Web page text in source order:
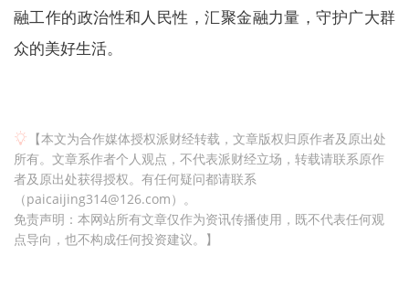
融工作的政治性和人民性，汇聚金融力量，守护广大群
众的美好生活。
【本文为合作媒体授权派财经转载，文章版权归原作者及原出处
所有。文章系作者个人观点，不代表派财经立场，转载请联系原作
者及原出处获得授权。有任何疑问都请联系
（paicaijing314@126.com）。
免责声明：本网站所有文章仅作为资讯传播使用，既不代表任何观
点导向，也不构成任何投资建议。】